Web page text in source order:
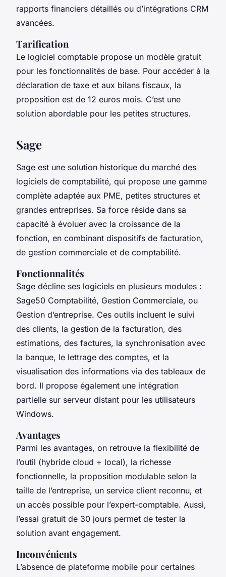
rapports financiers détaillés ou d’intégrations CRM
avancées.
Tarification
Le logiciel comptable propose un modèle gratuit
pour les fonctionnalités de base. Pour accéder à la
déclaration de taxe et aux bilans fiscaux, la
proposition est de 12 euros mois. C’est une
solution abordable pour les petites structures.
Sage
Sage est une solution historique du marché des
logiciels de comptabilité, qui propose une gamme
complète adaptée aux PME, petites structures et
grandes entreprises. Sa force réside dans sa
capacité à évoluer avec la croissance de la
fonction, en combinant dispositifs de facturation,
de gestion commerciale et de comptabilité.
Fonctionnalités
Sage décline ses logiciels en plusieurs modules :
Sage50 Comptabilité, Gestion Commerciale, ou
Gestion d’entreprise. Ces outils incluent le suivi
des clients, la gestion de la facturation, des
estimations, des factures, la synchronisation avec
la banque, le lettrage des comptes, et la
visualisation des informations via des tableaux de
bord. Il propose également une intégration
partielle sur serveur distant pour les utilisateurs
Windows.
Avantages
Parmi les avantages, on retrouve la flexibilité de
l’outil (hybride cloud + local), la richesse
fonctionnelle, la proposition modulable selon la
taille de l’entreprise, un service client reconnu, et
un accès possible pour l’expert-comptable. Aussi,
l’essai gratuit de 30 jours permet de tester la
solution avant engagement.
Inconvénients
L’absence de plateforme mobile pour certaines